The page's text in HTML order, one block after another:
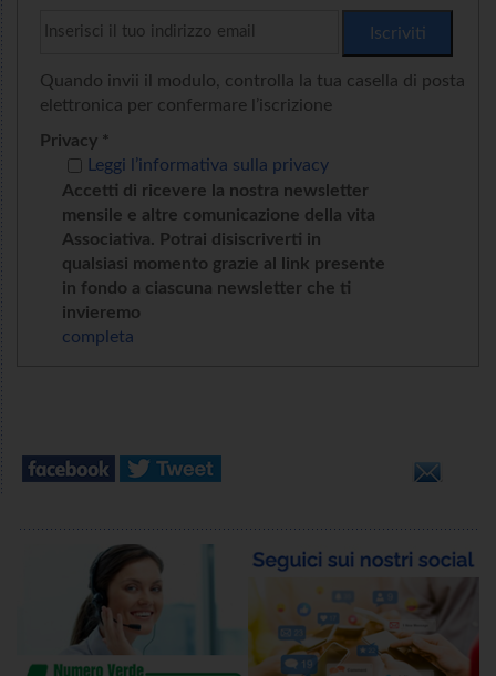
Quando invii il modulo, controlla la tua casella di posta
elettronica per confermare l’iscrizione
Privacy *
Accetti di ricevere la nostra newsletter
mensile e altre comunicazione della vita
Associativa. Potrai disiscriverti in
qualsiasi momento grazie al link presente
in fondo a ciascuna newsletter che ti
invieremo
Leggi l’informativa sulla privacy
completa